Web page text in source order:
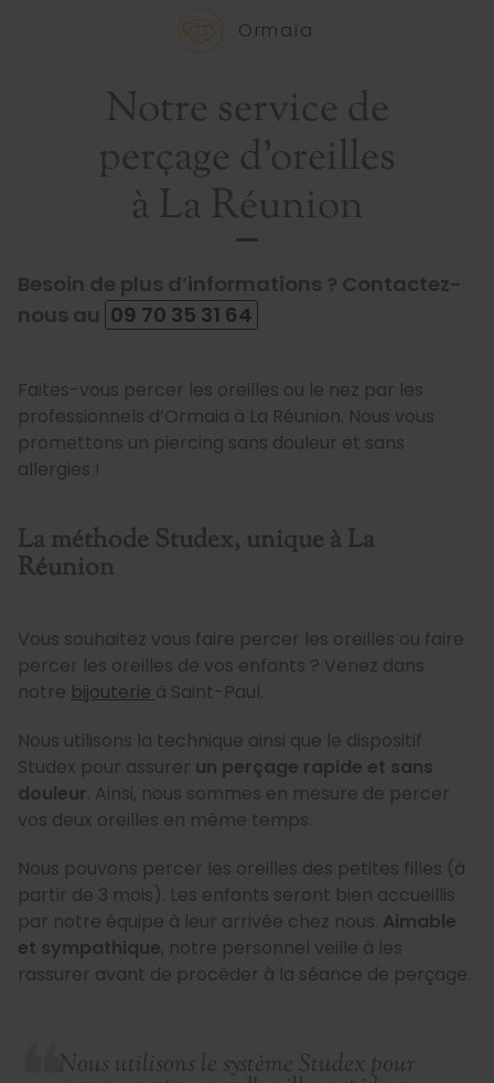
Notre service de
perçage d’oreilles
à La Réunion
Besoin de plus d’informations ? Contactez-
nous au 09 70 35 31 64
Faites-vous percer les oreilles ou le nez par les
professionnels d’Ormaia à La Réunion. Nous vous
promettons un piercing sans douleur et sans
allergies !
La méthode Studex, unique à La
Réunion
Vous souhaitez vous faire percer les oreilles ou faire
percer les oreilles de vos enfants ? Venez dans
notre bijouterie à Saint-Paul.
Nous utilisons la technique ainsi que le dispositif
Studex pour assurer un perçage rapide et sans
douleur. Ainsi, nous sommes en mesure de percer
vos deux oreilles en même temps.
Nous pouvons percer les oreilles des petites filles (à
partir de 3 mois). Les enfants seront bien accueillis
par notre équipe à leur arrivée chez nous. Aimable
et sympathique, notre personnel veille à les
rassurer avant de procéder à la séance de perçage.
Nous utilisons le système Studex pour
Ormaïa